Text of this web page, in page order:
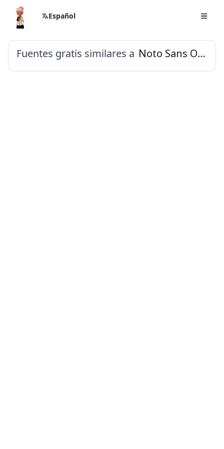
Español
Fuentes gratis similares a Noto Sans Oriya